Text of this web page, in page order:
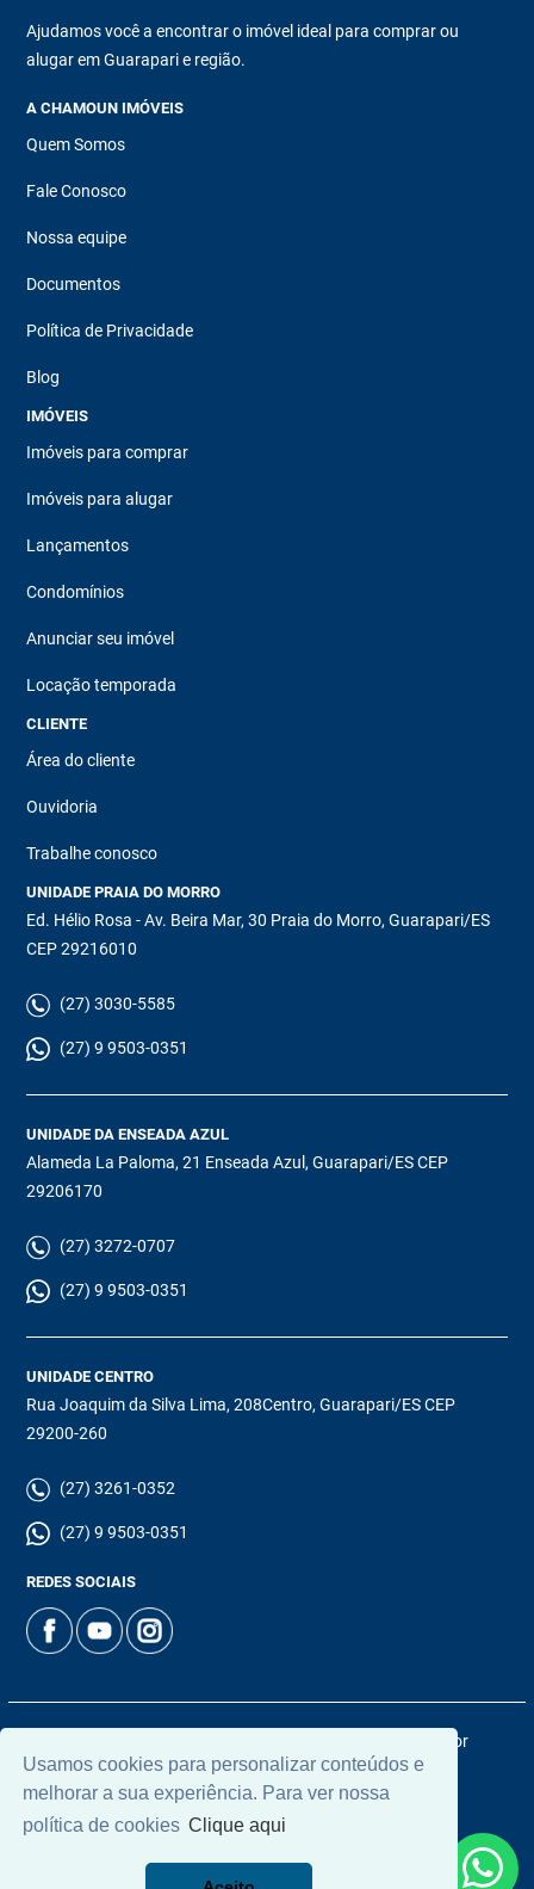
Usamos cookies para personalizar conteúdos e
melhorar a sua experiência. Para ver nossa
política de cookies Clique aqui
Ajudamos você a encontrar o imóvel ideal para comprar ou
alugar em Guarapari e região.
A CHAMOUN IMÓVEIS
Quem Somos
Fale Conosco
Nossa equipe
Documentos
Política de Privacidade
Blog
IMÓVEIS
Imóveis para comprar
Imóveis para alugar
Lançamentos
Condomínios
Anunciar seu imóvel
Locação temporada
CLIENTE
Área do cliente
Ouvidoria
Trabalhe conosco
UNIDADE PRAIA DO MORRO
Ed. Hélio Rosa - Av. Beira Mar, 30 Praia do Morro, Guarapari/ES
CEP 29216010
(27) 3030-5585
(27) 9 9503-0351
UNIDADE DA ENSEADA AZUL
Alameda La Paloma, 21 Enseada Azul, Guarapari/ES CEP
29206170
(27) 3272-0707
(27) 9 9503-0351
UNIDADE CENTRO
Rua Joaquim da Silva Lima, 208Centro, Guarapari/ES CEP
29200-260
(27) 3261-0352
(27) 9 9503-0351
REDES SOCIAIS
© 2026 | Chamoun Imóveis | CRECI: 5965J | Desenvolvido por
Universal Software.